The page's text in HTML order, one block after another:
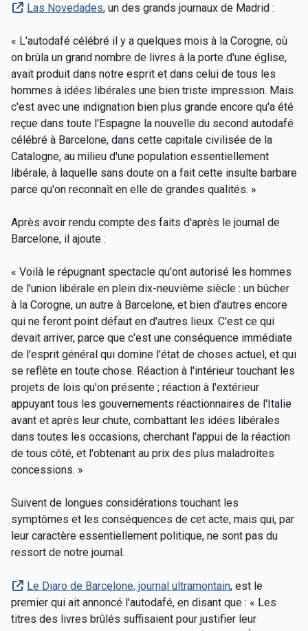
Las Novedades, un des grands journaux de Madrid :
« L'autodafé célébré il y a quelques mois à la Corogne, où
on brûla un grand nombre de livres à la porte d'une église,
avait produit dans notre esprit et dans celui de tous les
hommes à idées libérales une bien triste impression. Mais
c'est avec une indignation bien plus grande encore qu'a été
reçue dans toute l'Espagne la nouvelle du second autodafé
célébré à Barcelone, dans cette capitale civilisée de la
Catalogne, au milieu d'une population essentiellement
libérale, à laquelle sans doute on a fait cette insulte barbare
parce qu'on reconnaît en elle de grandes qualités. »
Après avoir rendu compte des faits d'après le journal de
Barcelone, il ajoute :
« Voilà le répugnant spectacle qu'ont autorisé les hommes
de l'union libérale en plein dix-neuvième siècle : un bûcher
à la Corogne, un autre à Barcelone, et bien d'autres encore
qui ne feront point défaut en d'autres lieux. C'est ce qui
devait arriver, parce que c'est une conséquence immédiate
de l'esprit général qui domine l'état de choses actuel, et qui
se reflète en toute chose. Réaction à l'intérieur touchant les
projets de lois qu'on présente ; réaction à l'extérieur
appuyant tous les gouvernements réactionnaires de l'Italie
avant et après leur chute, combattant les idées libérales
dans toutes les occasions, cherchant l'appui de la réaction
de tous côté, et l'obtenant au prix des plus maladroites
concessions. »
Suivent de longues considérations touchant les
symptômes et les conséquences de cet acte, mais qui, par
leur caractère essentiellement politique, ne sont pas du
ressort de notre journal.
Le Diaro de Barcelone, journal ultramontain, est le
premier qui ait annoncé l'autodafé, en disant que : « Les
titres des livres brûlés suffisaient pour justifier leur